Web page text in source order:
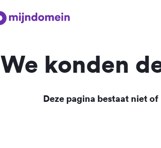
We konden
Deze pagina bestaat niet